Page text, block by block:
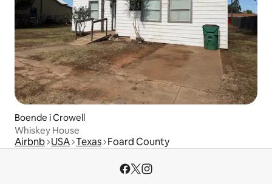
Boende i Crowell
Whiskey House
Airbnb USA Texas Foard County